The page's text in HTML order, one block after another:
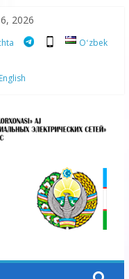
2026
Oʻzbek
English